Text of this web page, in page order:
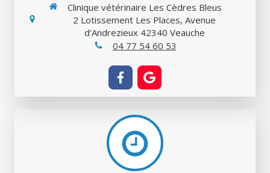
Clinique vétérinaire Les Cèdres Bleus
2 Lotissement Les Places, Avenue
d'Andrezieux 42340 Veauche
04 77 54 60 53